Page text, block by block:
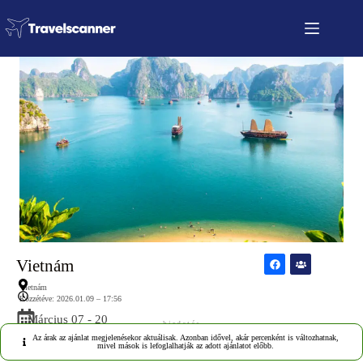
Vietnám
Vietnám
Közzétéve: 2026.01.09 – 17:56
Március 07 - 20
hirdetés
Az árak az ajánlat megjelenésekor aktuálisak. Azonban idővel, akár percenként is változhatnak,
mivel mások is lefoglalhatják az adott ajánlatot előbb.